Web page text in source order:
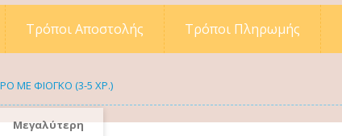
Τρόποι Αποστολής Τρόποι Πληρωμής
ΜΕ ΦΙΟΓΚΟ (3-5 ΧΡ.)
Μεγαλύτερη